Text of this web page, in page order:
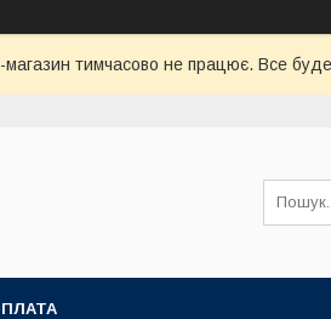
магазин тимчасово не працює. Все